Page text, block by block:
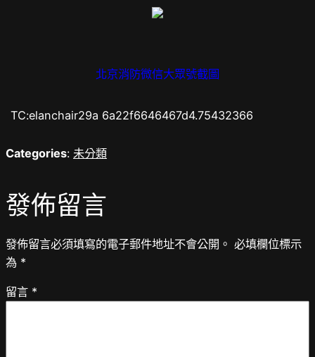
北京消防微信大眾號截圖
TC:elanchair29a 6a22f6646467d4.75432366
Categories: 未分類
發佈留言
發佈留言必須填寫的電子郵件地址不會公開。 必填欄位標示
為 *
留言 *